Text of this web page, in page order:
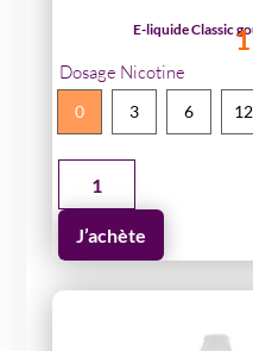
E-liquide Classic
Dosage Nicotine
0 3 6 12
quantité
de
liquide
J’achète